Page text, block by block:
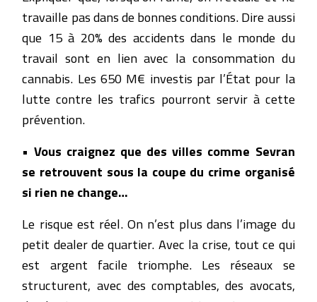
travaille pas dans de bonnes conditions. Dire aussi
que 15 à 20% des accidents dans le monde du
travail sont en lien avec la consommation du
cannabis. Les 650 M€ investis par l’État pour la
lutte contre les trafics pourront servir à cette
prévention.
• Vous craignez que des villes comme Sevran
se retrouvent sous la coupe du crime organisé
si rien ne change…
Le risque est réel. On n’est plus dans l’image du
petit dealer de quartier. Avec la crise, tout ce qui
est argent facile triomphe. Les réseaux se
structurent, avec des comptables, des avocats,